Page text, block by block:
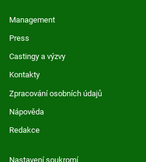
Management
Press
Castingy a výzvy
Kontakty
Zpracování osobních údajů
Nápověda
Redakce
Nastavení soukromí